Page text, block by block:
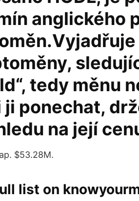
anglického
tedy měnu
ji ponechat,
na její
$53.28M.
list on